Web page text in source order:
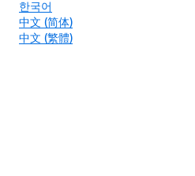
한국어
中文 (简体)
中文 (繁體)